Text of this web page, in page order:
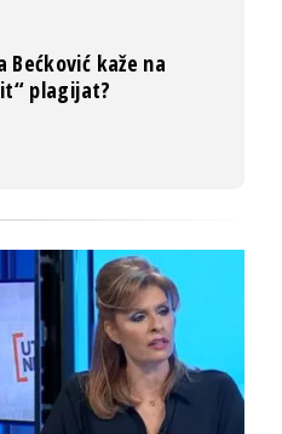
Bećković kaže na
plagijat?